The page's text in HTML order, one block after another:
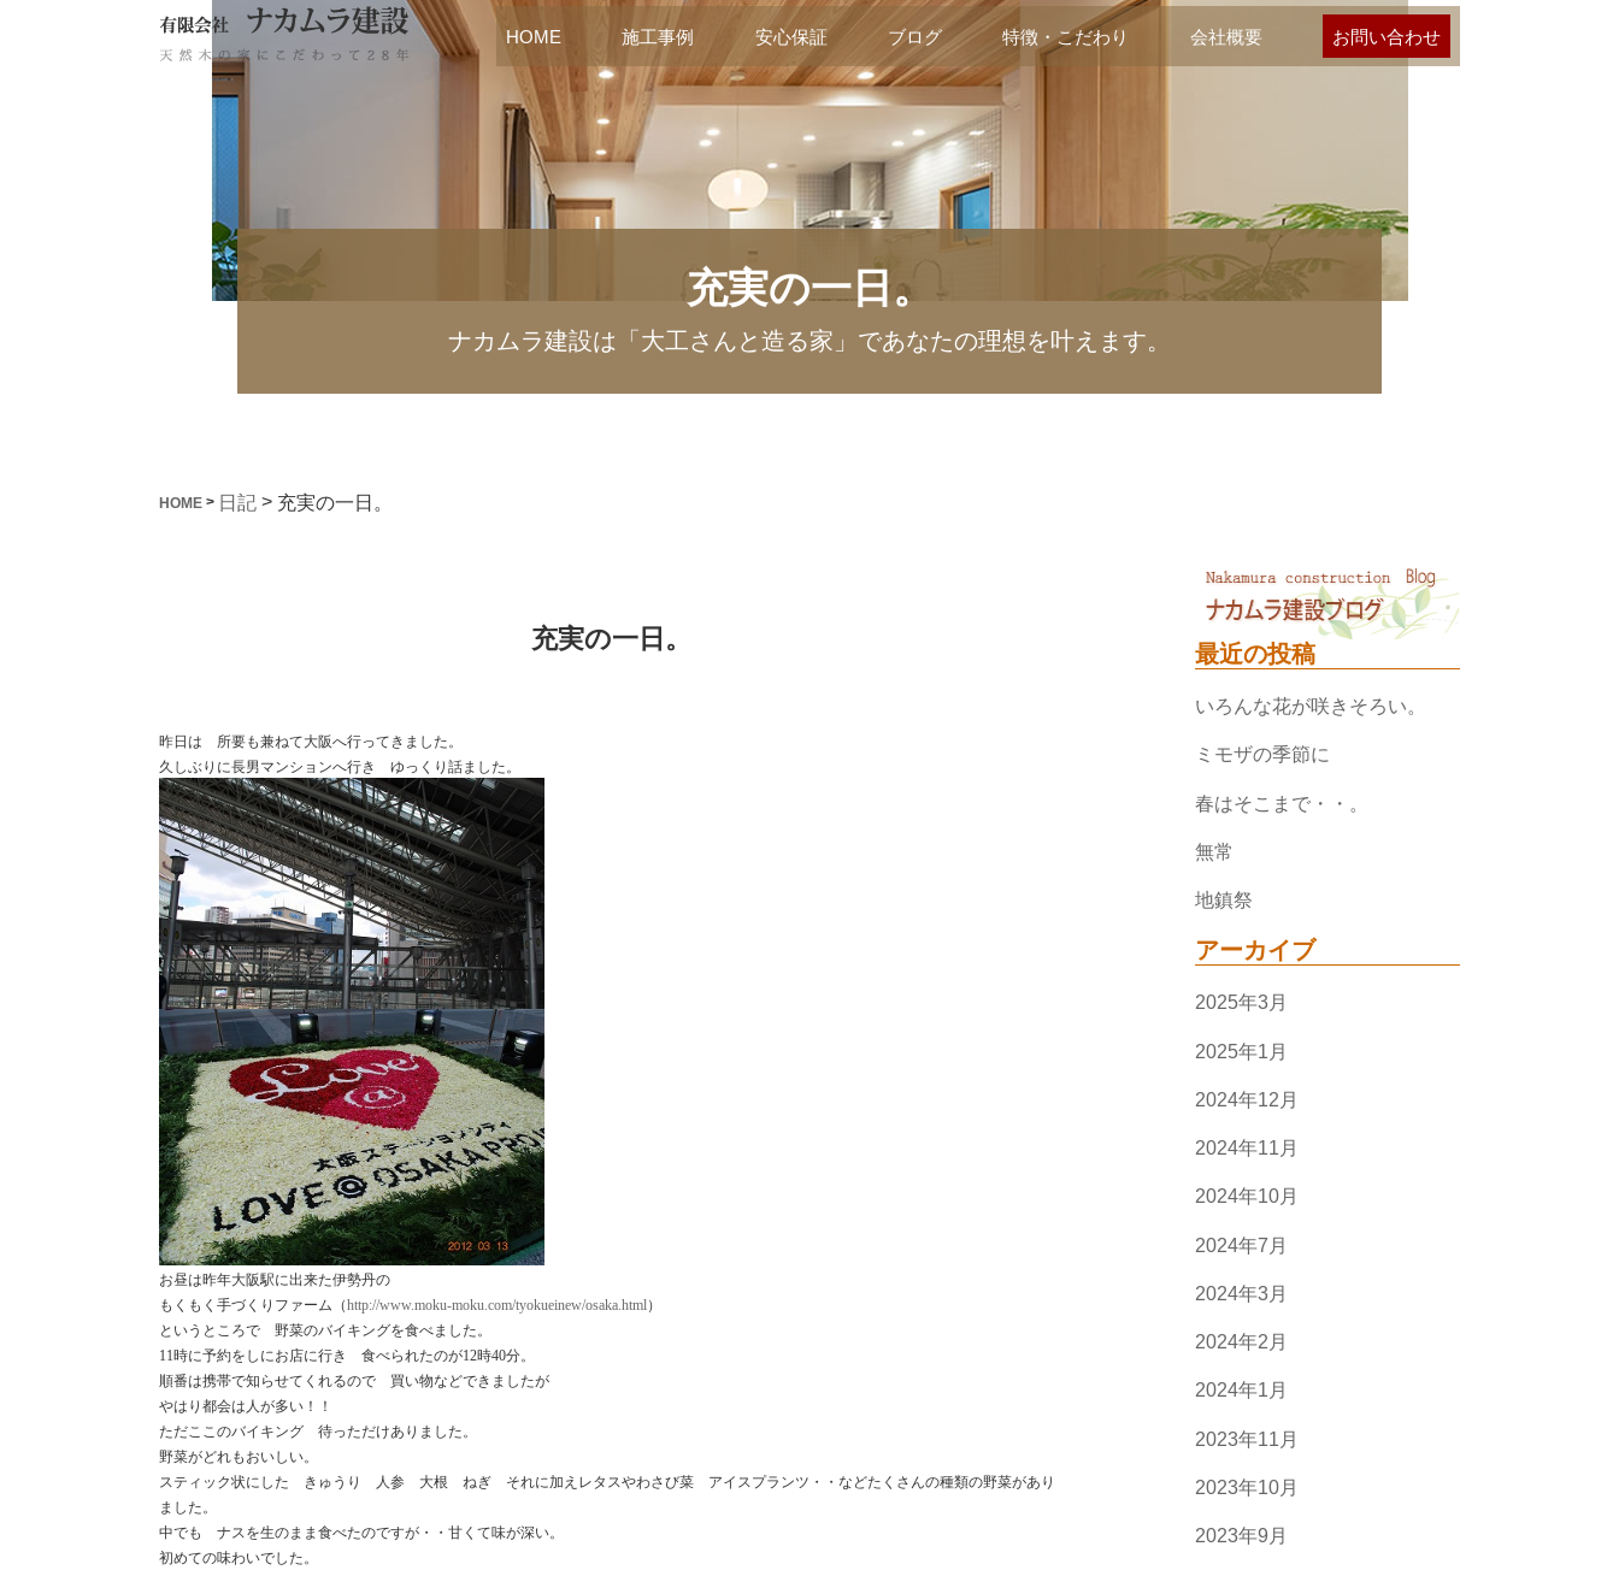
HOME 施工事例 安心保証 ブログ 特徴・こだわり 会社概要 お問い合わせ
充実の一日。
ナカムラ建設は「大工さんと造る家」であなたの理想を叶えます。
HOME > 日記 > 充実の一日。
充実の一日。
昨日は 所要も兼ねて大阪へ行ってきました。
久しぶりに長男マンションへ行き ゆっくり話ました。
お昼は昨年大阪駅に出来た伊勢丹の
もくもく手づくりファーム（http://www.moku-moku.com/tyokueinew/osaka.html）
というところで 野菜のバイキングを食べました。
11時に予約をしにお店に行き 食べられたのが12時40分。
順番は携帯で知らせてくれるので 買い物などできましたが
やはり都会は人が多い！！
ただここのバイキング 待っただけありました。
野菜がどれもおいしい。
スティック状にした きゅうり 人参 大根 ねぎ それに加えレタスやわさび菜 アイスプランツ・・などたくさんの種類の野菜があり
ました。
中でも ナスを生のまま食べたのですが・・甘くて味が深い。
初めての味わいでした。
最近の投稿
いろんな花が咲きそろい。
ミモザの季節に
春はそこまで・・。
無常
地鎮祭
アーカイブ
2025年3月
2025年1月
2024年12月
2024年11月
2024年10月
2024年7月
2024年3月
2024年2月
2024年1月
2023年11月
2023年10月
2023年9月